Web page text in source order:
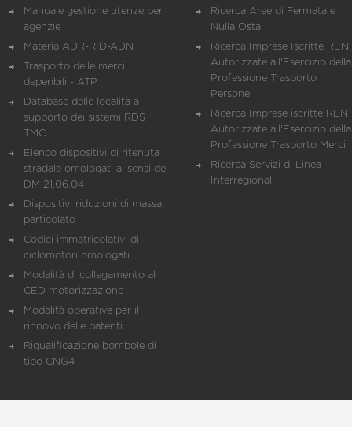
Manuale gestione utenze per
agenzie
Materia ADR-RID-ADN
Trasporto delle merci
deperibili - ATP
Database delle località a
supporto dei sistemi RDS
TMC
Elenco dispositivi di ritenuta
stradale omologati ai sensi del
DM 21.06.04
Dispositivi riduzioni di massa
particolato
Codici immatricolativi di
ciclomotori omologati
Modalità di collegamento al
CED motorizzazione
Modalità operative per il
rinnovo delle patenti
Riqualificazione bombole di
tipo CNG4
Ricerca Aree di Fermata e
Nulla Osta
Ricerca Imprese Iscritte REN
Autorizzate all'Esercizio della
Professione Trasporto
Persone
Ricerca Imprese iscritte REN
Autorizzate all'Esercizio della
Professione Trasporto Merci
Ricerca Servizi di Linea
Interregionali